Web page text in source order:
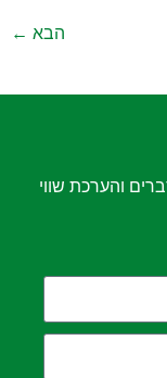
הבא ←
והערכת שווי